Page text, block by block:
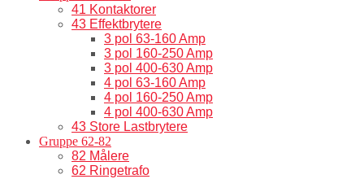
41 Kontaktorer
43 Effektbrytere
3 pol 63-160 Amp
3 pol 160-250 Amp
3 pol 400-630 Amp
4 pol 63-160 Amp
4 pol 160-250 Amp
4 pol 400-630 Amp
43 Store Lastbrytere
Gruppe 62-82
82 Målere
62 Ringetrafo